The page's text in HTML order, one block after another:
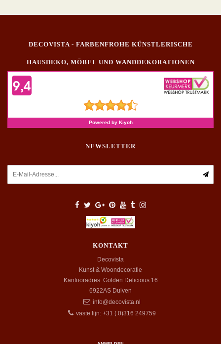
DECOVISTA - FARBENFROHE KÜNSTLERISCHE
HAUSDEKO, MÖBEL UND WANDDEKORATIONEN
NEWSLETTER
KONTAKT
Decovista
Kunst & Woondecoratie
Kantooradres: Golden Delicious 16
6922AS Duiven
info@decovista.nl
vaste lijn: +31 ( 0)316 249759